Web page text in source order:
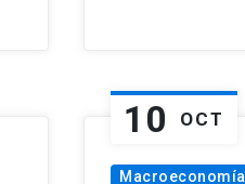
10 OCT
Macroeconomía